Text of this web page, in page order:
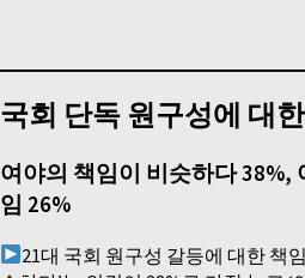
국회 단독 원구성에 대
여야의 책임이 비슷하다 38%,
임 26%
21대 국회 원구성 갈등에 대한 책